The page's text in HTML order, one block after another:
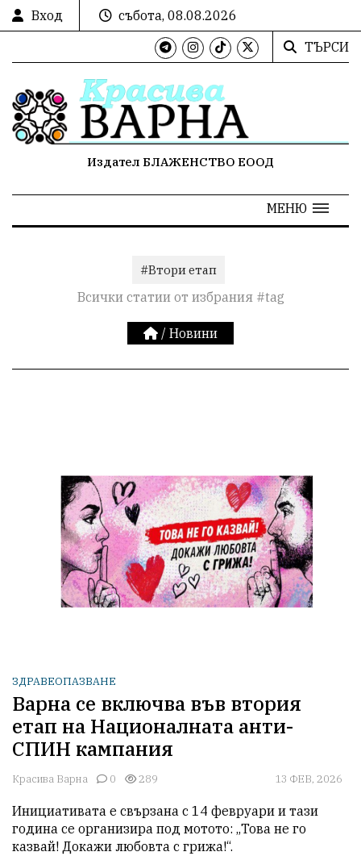
Вход
събота, 08.08.2026
ТЪРСИ
Издател БЛАЖЕНСТВО ЕООД
МЕНЮ
#Втори етап
Всички статии от избрания #tag
/ Новини
ЗДРАВЕОПАЗВАНЕ
Варна се включва във втория
етап на Националната анти-
СПИН кампания
Красива Варна 0 289 13 ФЕВ, 2026
Инициативата е свързана с 14 февруари и тази
година се организира под мотото: „Това не го
казвай! Докажи любовта с грижа!“.